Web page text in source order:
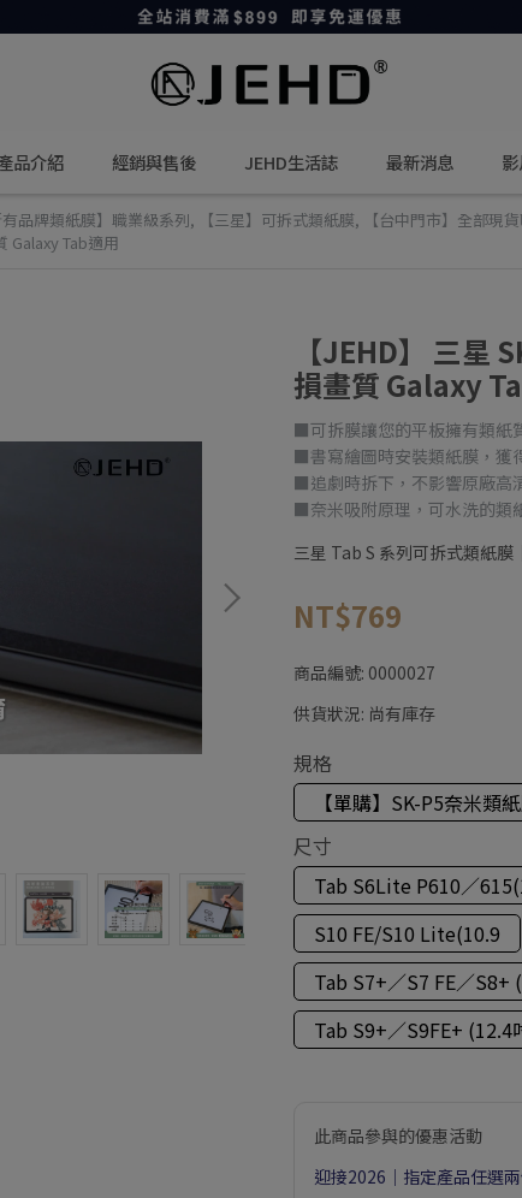
品介紹 經銷與售後 JEHD生活誌 最新消息
品牌類紙膜】職業級系列, 【三星】可拆式類紙膜, 【台中門市】全部現
Galaxy Tab適用
【JEHD】 三星
損畫質 Galaxy
■可拆膜讓您的平板擁有類紙
■書寫繪圖時安裝類紙膜，獲
■追劇時拆下，不影響原廠高
■奈米吸附原理，可水洗的類
三星 Tab S 系列可拆式類紙
NT$769
商品編號: 0000027
供貨狀況: 尚有庫存
規格
【單購】SK-P5奈米類
尺寸
Tab S6Lite P610／
S10 FE/S10 Lite(10.9
Tab S7+／S7 FE／S8+
Tab S9+／S9FE+ (12.4
此商品參與的優惠活動
迎接2026｜指定產品任選